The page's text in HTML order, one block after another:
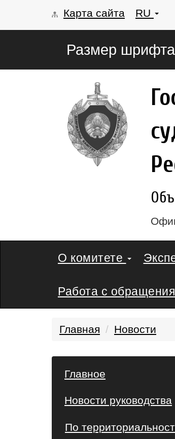
Карта сайта RU
Размер
О комитете
Работа с
Главная Новости
Главное
Новости руководства
По